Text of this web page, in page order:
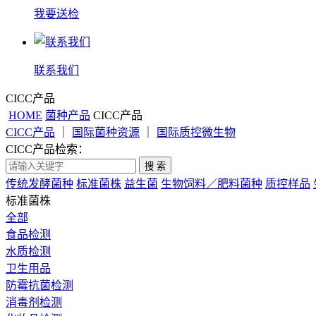
我要送检
联系我们
CICC产品
HOME 菌种产品 CICC产品
CICC产品
国际菌种资源
国际质控微生物
CICC产品检索：
搜 索
传统发酵菌种 标准菌株 益生菌 生物饲料／肥料菌种 质控样品
标准菌株
全部
食品检测
水质检测
卫生用品
防霉抗菌检测
消毒剂检测